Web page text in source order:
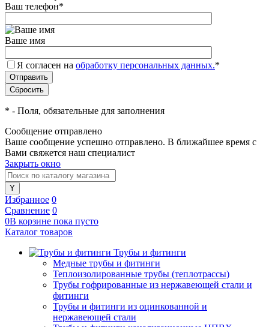
Ваш телефон*
Ваше имя
Я согласен на обработку персональных данных.*
* - Поля, обязательные для заполнения
Сообщение отправлено
Ваше сообщение успешно отправлено. В ближайшее время с
Вами свяжется наш специалист
Закрыть окно
Избранное 0
Сравнение 0
0В корзине пока пусто
Каталог товаров
Трубы и фитинги
Медные трубы и фитинги
Теплоизолированные трубы (теплотрассы)
Трубы гофрированные из нержавеющей стали и
фитинги
Трубы и фитинги из оцинкованной и
нержавеющей стали